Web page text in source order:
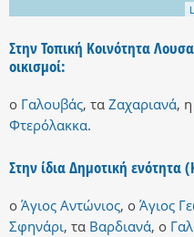
Στην Τοπική Κοινότητα
οικισμοί:
ο Γαλουβάς, τα Ζαχαριανά, η
Φτερόλακκα.
Στην ίδια Δημοτική
ο Άγιος Αντώνιος, ο Άγιος
Σφηνάρι, τα Βαρδιανά, ο